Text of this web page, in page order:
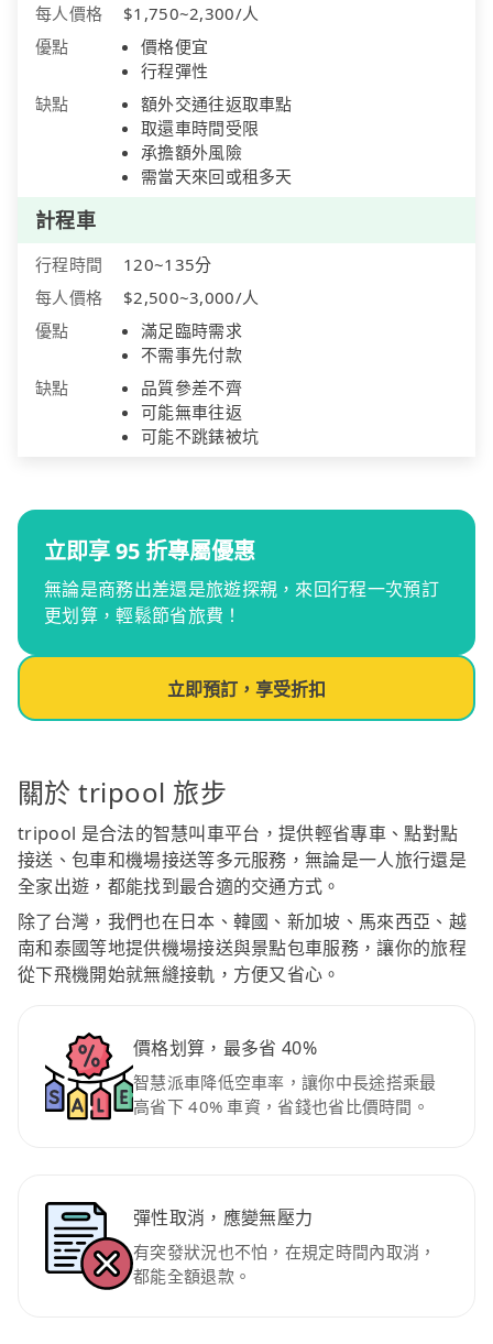
每人價格
$1,750~2,300/人
優點
價格便宜
行程彈性
缺點
額外交通往返取車點
取還車時間受限
承擔額外風險
需當天來回或租多天
計程車
行程時間
120~135分
每人價格
$2,500~3,000/人
優點
滿足臨時需求
不需事先付款
缺點
品質參差不齊
可能無車往返
可能不跳錶被坑
立即享 95 折專屬優惠
無論是商務出差還是旅遊探親，來回行程一次預訂
更划算，輕鬆節省旅費！
立即預訂，享受折扣
關於 tripool 旅步
tripool 是合法的智慧叫車平台，提供輕省專車、點對點
接送、包車和機場接送等多元服務，無論是一人旅行還是
全家出遊，都能找到最合適的交通方式。
除了台灣，我們也在日本、韓國、新加坡、馬來西亞、越
南和泰國等地提供機場接送與景點包車服務，讓你的旅程
從下飛機開始就無縫接軌，方便又省心。
價格划算，最多省 40%
智慧派車降低空車率，讓你中長途搭乘最
高省下 40% 車資，省錢也省比價時間。
彈性取消，應變無壓力
有突發狀況也不怕，在規定時間內取消，
都能全額退款。